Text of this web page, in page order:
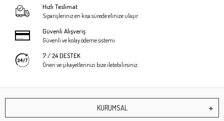
Hızlı Teslimat
Siparişleriniz en kısa sürede elinize ulaşır.
Güvenli Alışveriş
Güvenli ve kolay ödeme sistemi
7 / 24 DESTEK
Öneri ve şikayetlerinizi bize iletebilirsiniz.
KURUMSAL